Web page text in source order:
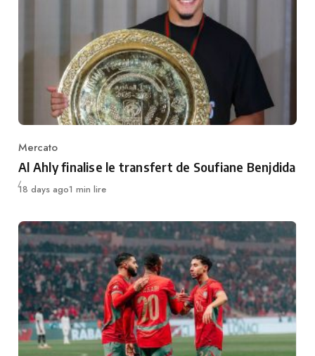
Category
Mercato
Al Ahly finalise le transfert de Soufiane Benjdida
Publié
18 days ago1 min lire